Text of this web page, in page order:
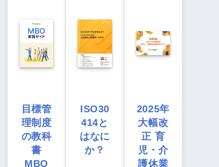
目標管
理制度
の教科
書
MBO
ISO30
414と
はなに
か？
2025年
大幅改
正 育
児・介
護休業